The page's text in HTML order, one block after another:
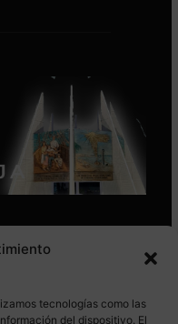
tecnologías como las
del dispositivo. El
SOCIALES